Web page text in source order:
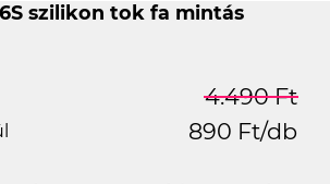
szilikon tok fa mintás
4.490 Ft
890 Ft/db